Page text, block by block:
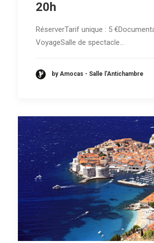
20h
RéserverTarif unique : 5
VoyageSalle de spectacle…
by Amocas - Salle l'Antichambre